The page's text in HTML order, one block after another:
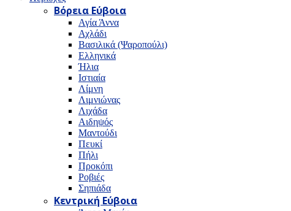
Βόρεια Εύβοια
Αγία Άννα
Αχλάδι
Βασιλικά (Ψαροπούλι)
Ελληνικά
Ήλια
Ιστιαία
Λίμνη
Λιμνιώνας
Λιχάδα
Αιδηψός
Μαντούδι
Πευκί
Πήλι
Προκόπι
Ροβιές
Σηπιάδα
Κεντρική Εύβοια